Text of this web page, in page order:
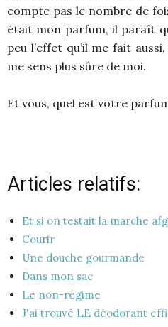
compte pas le nombre de
était mon parfum, il paraît
peu l’effet qu’il me fait
me sens plus sûre de moi.
Et vous, quel est votre
Articles relatifs:
Et si on testait la marche
Courir
Une douche gourmande
Dans mon sac
Le non-régime
J'ai trouvé LE déodorant